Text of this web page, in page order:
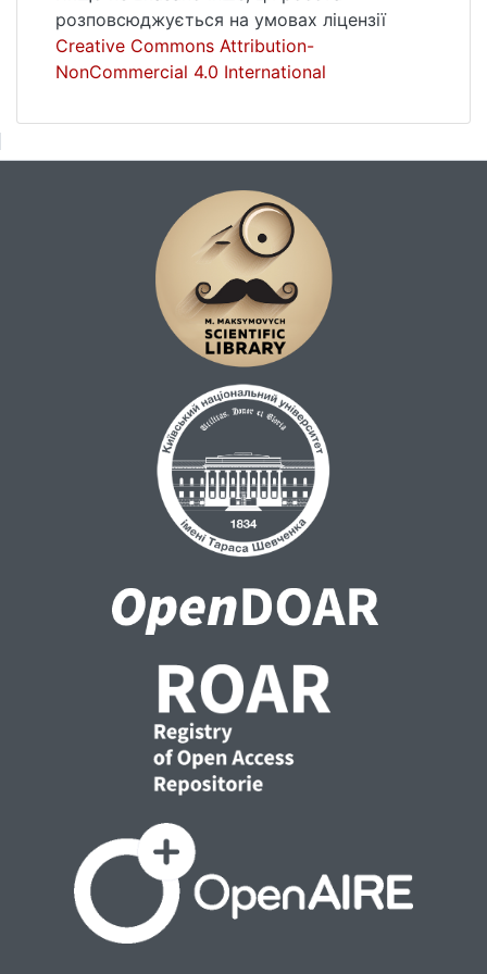
досліджуваного ПЗ.
розповсюджується на умовах ліцензії
Creative Commons Attribution-
NonCommercial 4.0 International